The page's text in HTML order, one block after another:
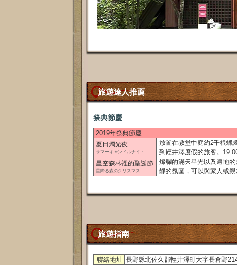
旅遊達人推薦
祭典節慶
2019年祭典節慶
夏日燭光夜
サマーキャンドルナイト
放置在教堂中庭約2千根蠟
到輕井澤度假的旅客。19:00
星空森林裡的聖誕節
星降る森のクリスマス
燦爛的滿天星光以及遍地
靜的氛圍，可以與家人或親
旅遊指南
聯絡地址 長野縣北佐久郡輕井澤町大字長倉野